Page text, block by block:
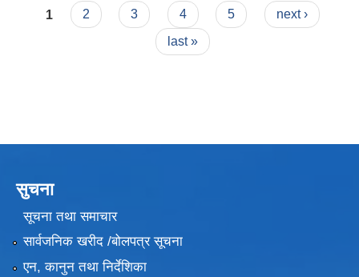
Pages
1 2 3 4 5
next ›
last »
सुचना
सूचना तथा समाचार
सार्वजनिक खरीद /बोलपत्र सूचना
एन, कानुन तथा निर्देशिका